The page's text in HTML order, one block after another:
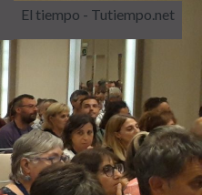
El tiempo - Tutiempo.net